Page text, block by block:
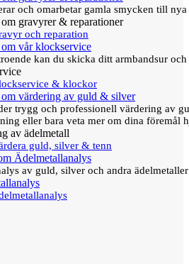
och omarbetar gamla smycken till
gravyrer & reparationer
och reparation
vår klockservice
kan du skicka ditt armbandsur
& klockor
värdering av guld & silver
trygg och professionell värdering av
eller bara veta mer om dina föremål
av ädelmetall
guld, silver & tenn
Ädelmetallanalys
av guld, silver och andra